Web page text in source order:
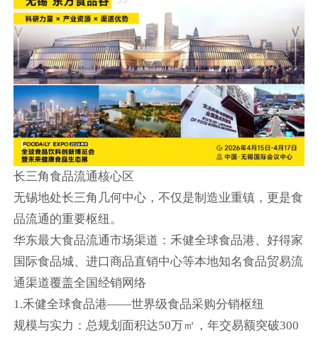
长三角食品流通核心区
无锡地处长三角几何中心，不仅是制造业重镇，更是食
品流通的重要枢纽。
华东最大食品流通市场渠道：禾健全球食品港、好得家
国际食品城、进口商品直销中心等本地知名食品贸易流
通渠道覆盖全国经销网络
1.禾健全球食品港——世界级食品采购分销枢纽
规模与实力：总规划面积达50万㎡，年交易额突破300